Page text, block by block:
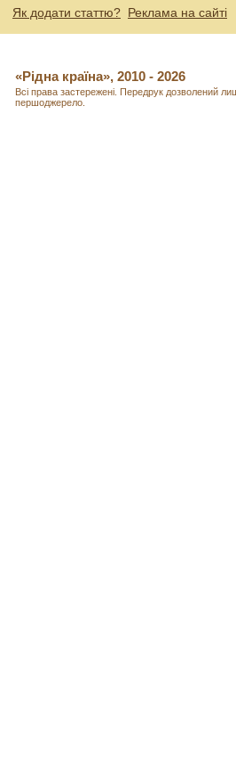
Як додати статтю? Реклама на сайті
«Рідна країна», 2010 - 2026
Всі права застережені. Передрук дозволений
першоджерело.